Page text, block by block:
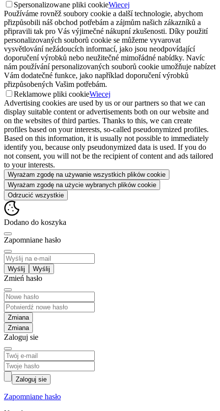
Spersonalizowane pliki cookieWiecej
Používáme rovněž soubory cookie a další technologie, abychom
přizpůsobili náš obchod potřebám a zájmům našich zákazníků a
připravili tak pro Vás výjimečné nákupní zkušenosti. Díky použití
personalizovaných souborů cookie se můžeme vyvarovat
vysvětlování nežádoucích informací, jako jsou neodpovídající
doporučení výrobků nebo neužitečné mimořádné nabídky. Navíc
nám používání personalizovaných souborů cookie umožňuje nabízet
Vám dodatečné funkce, jako například doporučení výrobků
přizpůsobených Vašim potřebám.
Reklamowe pliki cookieWiecej
Advertising cookies are used by us or our partners so that we can
display suitable content or advertisements both on our website and
on the websites of third parties. Thanks to this, we can create
profiles based on your interests, so-called pseudonymized profiles.
Based on this information, it is usually not possible to immediately
identify you, because only pseudonymized data is used. If you do
not consent, you will not be the recipient of content and ads tailored
to your interests.
Wyrażam zgodę na używanie wszystkich plików cookie
Wyrażam zgodę na użycie wybranych plików cookie
Odrzucić wszystkie
Dodano do koszyka
Zapomniane hasło
Wyślij
Zmień hasło
Zmiana
Zaloguj sie
Zaloguj sie
Zapomniane hasło